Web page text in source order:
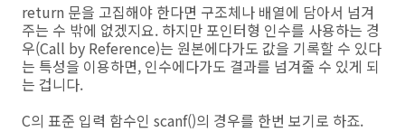
return 문을 고집해야 한다면 구조체나 배열에 담아서 넘겨
주는 수 밖에 없겠지요. 하지만 포인터형 인수를 사용하는 경
우(Call by Reference)는 원본에다가도 값을 기록할 수 있다
는 특성을 이용하면, 인수에다가도 결과를 넘겨줄 수 있게 되
는 겁니다.
C의 표준 입력 함수인 scanf()의 경우를 한번 보기로 하죠.